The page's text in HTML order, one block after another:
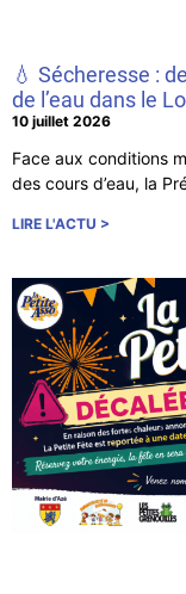
💧 Sécheresse :
de l’eau dans le
10 juillet 2026
Face aux conditions
des cours d’eau, la
LIRE L'ACTU >